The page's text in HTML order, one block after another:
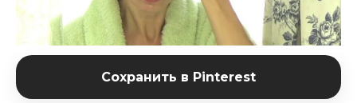
Сохранить в Pinterest